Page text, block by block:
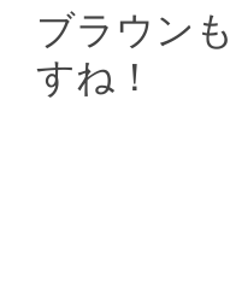
ブラウン
すね！